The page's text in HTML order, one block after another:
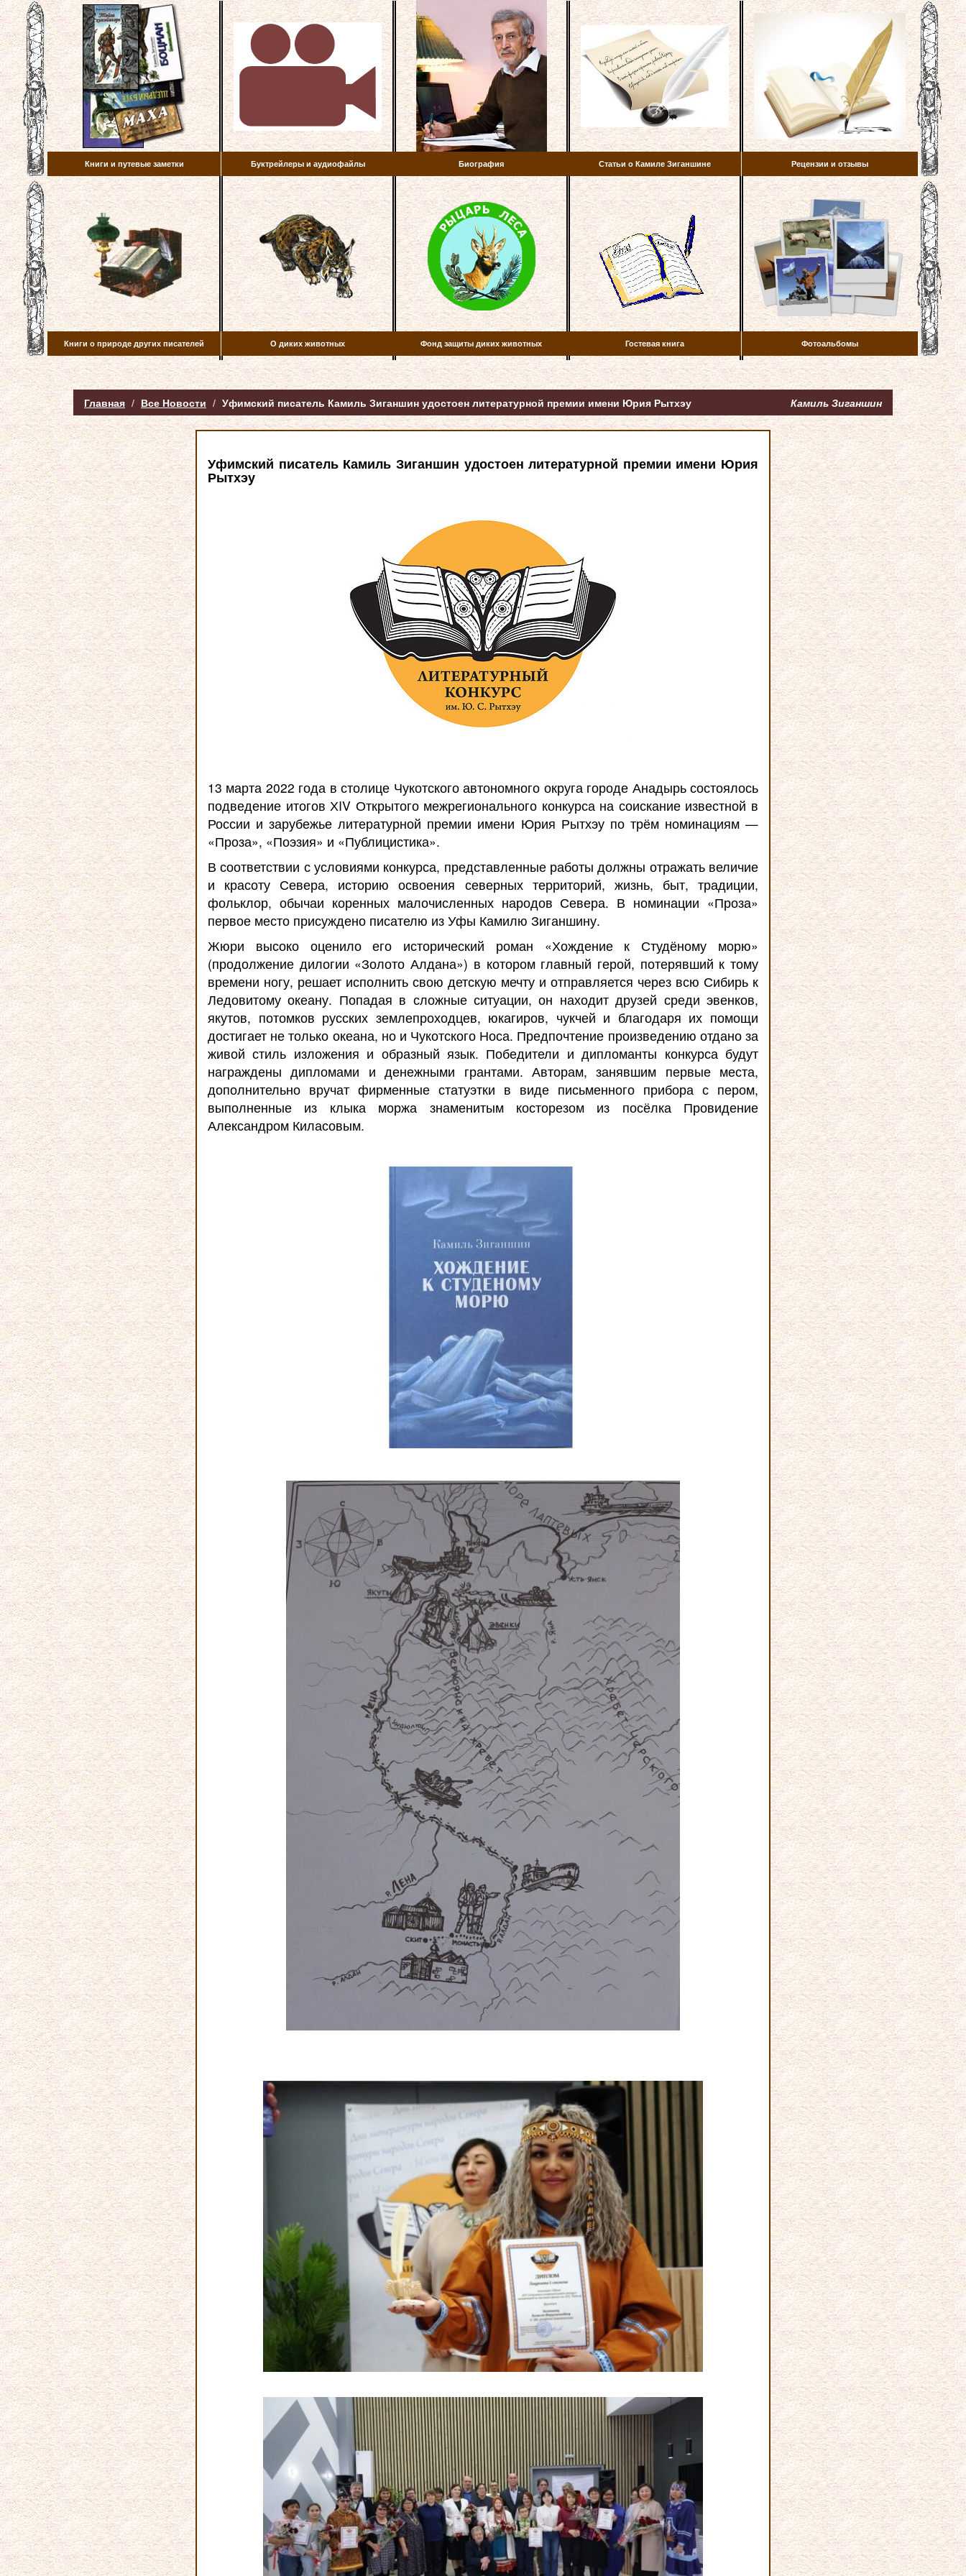
Книги и путевые заметки Буктрейлеры и аудиофайлы Биография Статьи о Камиле Зиганшине Рецензии и отзывы
Книги о природе других писателей О диких животных Фонд защиты диких животных Гостевая книга Фотоальбомы
Главная Все Новости Уфимский писатель Камиль Зиганшин удостоен литературной премии имени Юрия Рытхэу Камиль Зиганшин
Уфимский писатель Камиль Зиганшин удостоен литературной премии имени Юрия
Рытхэу
13 марта 2022 года в столице Чукотского автономного округа городе Анадырь состоялось
подведение итогов ХIV Открытого межрегионального конкурса на соискание известной в
России и зарубежье литературной премии имени Юрия Рытхэу по трём номинациям —
«Проза», «Поэзия» и «Публицистика».
В соответствии с условиями конкурса, представленные работы должны отражать величие
и красоту Севера, историю освоения северных территорий, жизнь, быт, традиции,
фольклор, обычаи коренных малочисленных народов Севера. В номинации «Проза»
первое место присуждено писателю из Уфы Камилю Зиганшину.
Жюри высоко оценило его исторический роман «Хождение к Студёному морю»
(продолжение дилогии «Золото Алдана») в котором главный герой, потерявший к тому
времени ногу, решает исполнить свою детскую мечту и отправляется через всю Сибирь к
Ледовитому океану. Попадая в сложные ситуации, он находит друзей среди эвенков,
якутов, потомков русских землепроходцев, юкагиров, чукчей и благодаря их помощи
достигает не только океана, но и Чукотского Носа. Предпочтение произведению отдано за
живой стиль изложения и образный язык. Победители и дипломанты конкурса будут
награждены дипломами и денежными грантами. Авторам, занявшим первые места,
дополнительно вручат фирменные статуэтки в виде письменного прибора с пером,
выполненные из клыка моржа знаменитым косторезом из посёлка Провидение
Александром Киласовым.